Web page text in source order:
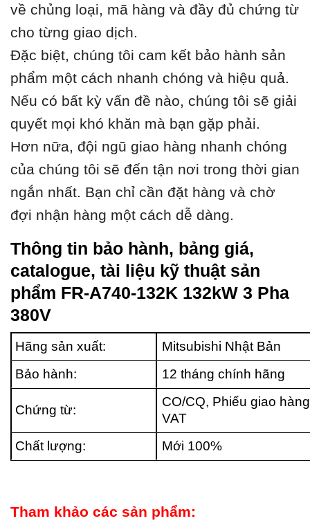
về chủng loại, mã hàng và đầy đủ chứng từ
cho từng giao dịch.
Đặc biệt, chúng tôi cam kết bảo hành sản
phẩm một cách nhanh chóng và hiệu quả.
Nếu có bất kỳ vấn đề nào, chúng tôi sẽ giải
quyết mọi khó khăn mà bạn gặp phải.
Hơn nữa, đội ngũ giao hàng nhanh chóng
của chúng tôi sẽ đến tận nơi trong thời gian
ngắn nhất. Bạn chỉ cần đặt hàng và chờ
đợi nhận hàng một cách dễ dàng.
Thông tin bảo hành, bảng giá,
catalogue, tài liệu kỹ thuật sản
phẩm FR-A740-132K 132kW 3 Pha
380V
Hãng sản xuất:
Mitsubishi Nhật Bản
Bảo hành:
12 tháng chính hãng
Chứng từ:
CO/CQ, Phiếu giao
VAT
Chất lượng:
Mới 100%
Tham khảo các sản phẩm: